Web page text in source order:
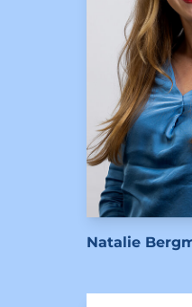
Natalie